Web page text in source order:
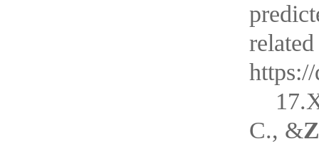
C., &